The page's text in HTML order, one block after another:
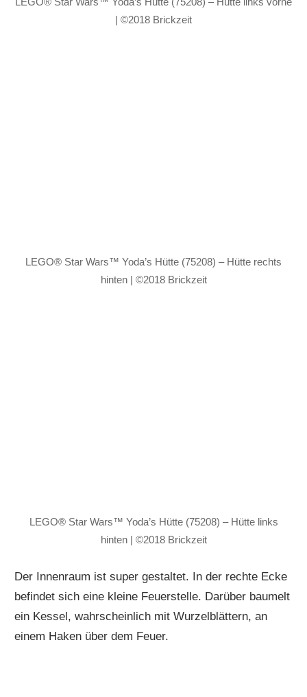
| ©2018 Brickzeit
LEGO® Star Wars™ Yoda’s Hütte (75208) – Hütte rechts
hinten | ©2018 Brickzeit
LEGO® Star Wars™ Yoda’s Hütte (75208) – Hütte links
hinten | ©2018 Brickzeit
Der Innenraum ist super gestaltet. In der rechte Ecke
befindet sich eine kleine Feuerstelle. Darüber baumelt
ein Kessel, wahrscheinlich mit Wurzelblättern, an
einem Haken über dem Feuer.